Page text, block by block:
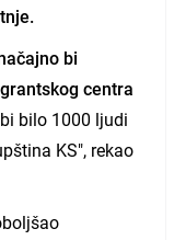
bi
centra
bilo 1000 ljudi
KS", rekao